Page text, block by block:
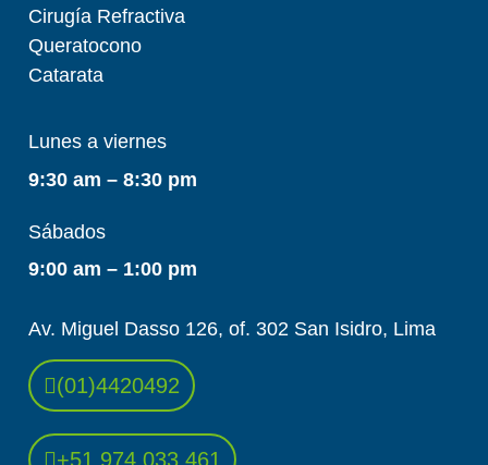
Cirugía Refractiva
Queratocono
Catarata
Lunes a viernes
9:30 am – 8:30 pm
Sábados
9:00 am – 1:00 pm
Av. Miguel Dasso 126, of. 302 San Isidro, Lima
(01)4420492
+51 974 033 461